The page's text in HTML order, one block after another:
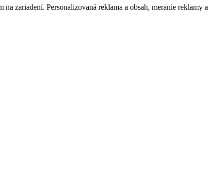
zariadení. Personalizovaná reklama a obsah, meranie reklamy a